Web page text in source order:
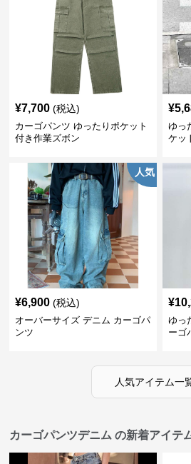
¥7,700 (税込)
カーゴパンツ ゆったりポケット
付き作業ズボン
¥
ゆっ
ケッ
人気
¥6,900 (税込)
オーバーサイズ デニム カーゴパ
ンツ
¥
ゆっ
ーゴ
人気アイテム一
カーゴパンツデニム の新着アイテ